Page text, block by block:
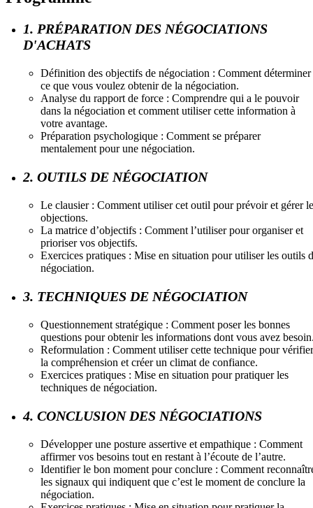
1. PRÉPARATION DES NÉGOCIATIONS
D'ACHATS
Définition des objectifs de négociation : Comment déterminer
ce que vous voulez obtenir de la négociation.
Analyse du rapport de force : Comprendre qui a le pouvoir
dans la négociation et comment utiliser cette information à
votre avantage.
Préparation psychologique : Comment se préparer
mentalement pour une négociation.
2. OUTILS DE NÉGOCIATION
Le clausier : Comment utiliser cet outil pour prévoir et gérer
objections.
La matrice d’objectifs : Comment l’utiliser pour organiser et
prioriser vos objectifs.
Exercices pratiques : Mise en situation pour utiliser les outils
négociation.
3. TECHNIQUES DE NÉGOCIATION
Questionnement stratégique : Comment poser les bonnes
questions pour obtenir les informations dont vous avez
Reformulation : Comment utiliser cette technique pour vérifier
la compréhension et créer un climat de confiance.
Exercices pratiques : Mise en situation pour pratiquer les
techniques de négociation.
4. CONCLUSION DES NÉGOCIATIONS
Développer une posture assertive et empathique : Comment
affirmer vos besoins tout en restant à l’écoute de l’autre.
Identifier le bon moment pour conclure : Comment
les signaux qui indiquent que c’est le moment de conclure la
négociation.